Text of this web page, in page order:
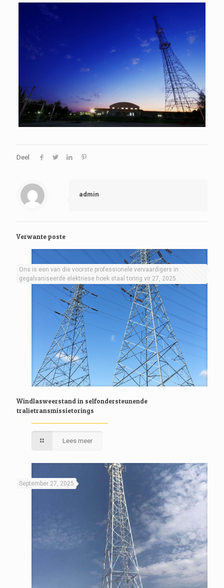
Deel
admin
Verwante poste
Ons is een van die voorste professionele vervaardigers in
gegalvaniseerde elektriese hoek staal toring vir 27, 2025
Windlasweerstand in selfondersteunende
tralietransmissietorings
Lees meer
September 27, 2025